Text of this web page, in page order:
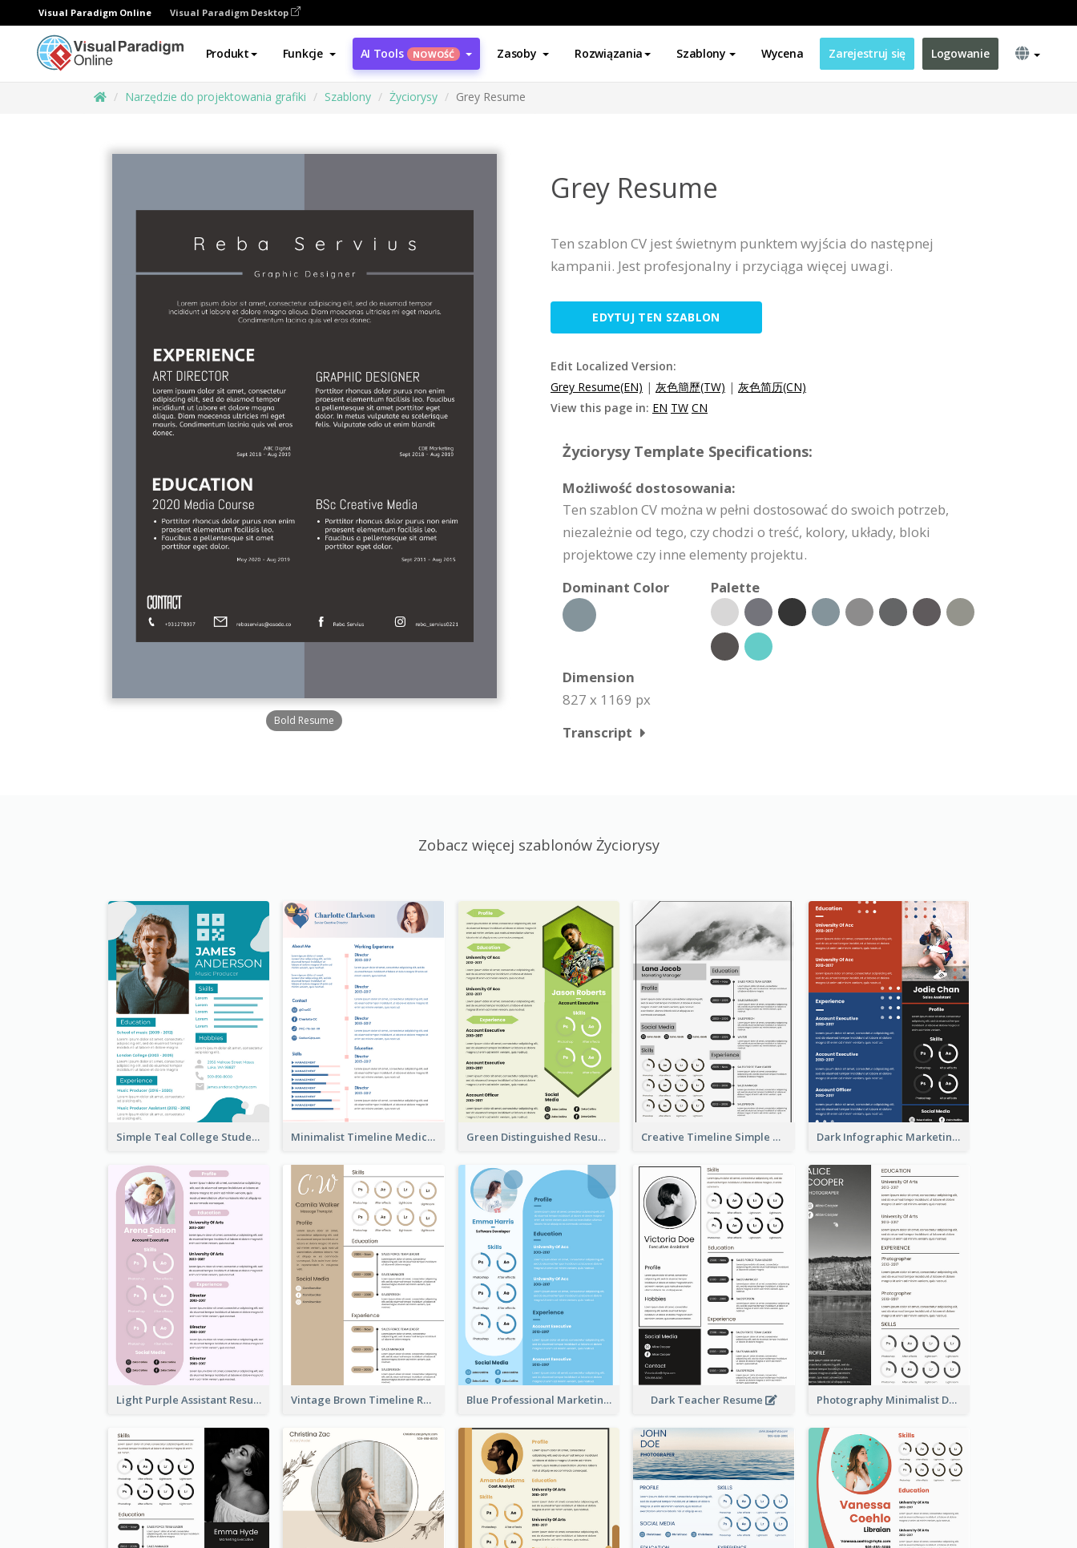
Visual Paradigm Online Visual Paradigm Desktop
Produkt Funkcje AI Tools NOWOŚĆ Zasoby Rozwiązania Szablony Wycena Zarejestruj się Logowanie
Narzędzie do projektowania grafiki Szablony Życiorysy Grey Resume
Bold Resume
Grey Resume
Ten szablon CV jest świetnym punktem wyjścia do następnej
kampanii. Jest profesjonalny i przyciąga więcej uwagi.
EDYTUJ TEN SZABLON
Edit Localized Version:
Grey Resume(EN) | 灰色簡歷(TW) | 灰色简历(CN)
View this page in: EN TW CN
Życiorysy Template Specifications:
Możliwość dostosowania:
Ten szablon CV można w pełni dostosować do swoich potrzeb,
niezależnie od tego, czy chodzi o treść, kolory, układy, bloki
projektowe czy inne elementy projektu.
Dominant Color
Palette
Dimension
827 x 1169 px
Transcript
Zobacz więcej szablonów Życiorysy
Simple Teal College Student Resume Minimalist Timeline Medical Student Resume Green Distinguished Resume Creative Timeline Simple Resume Dark Infographic Marketing Assistant Resume
Light Purple Assistant Resume Vintage Brown Timeline Resume Blue Professional Marketing Resume Dark Teacher Resume Photography Minimalist Design Resume